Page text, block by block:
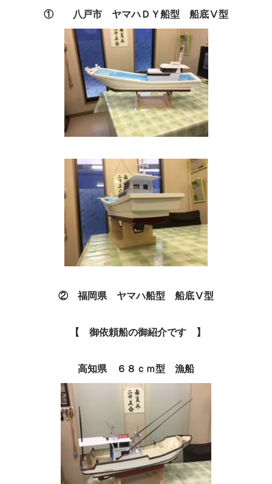
① 八戸市 ヤマハＤＹ船型 船底Ⅴ型
② 福岡県 ヤマハ船型 船底Ⅴ型
【 御依頼船の御紹介です 】
高知県 ６８ｃｍ型 漁船